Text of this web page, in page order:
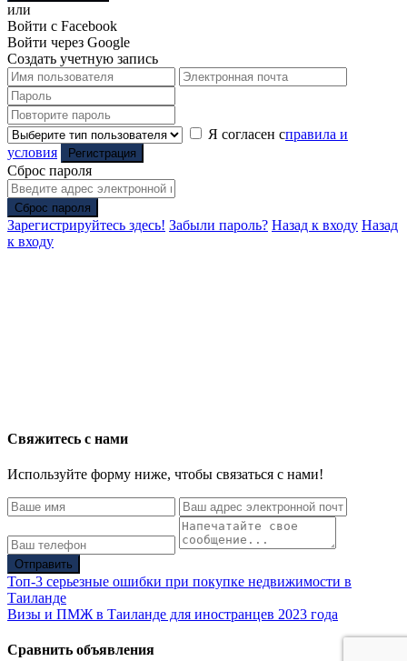
или
Войти с Facebook
Войти через Google
Создать учетную запись
Я согласен справила и
условия
Регистрация
Сброс пароля
Сброс пароля
Зарегистрируйтесь здесь! Забыли пароль? Назад к входу Назад
к входу
Свяжитесь с нами
Используйте форму ниже, чтобы связаться с нами!
Отправить
Топ-3 серьезные ошибки при покупке недвижимости в
Таиланде
Визы и ПМЖ в Таиланде для иностранцев 2023 года
Сравнить объявления